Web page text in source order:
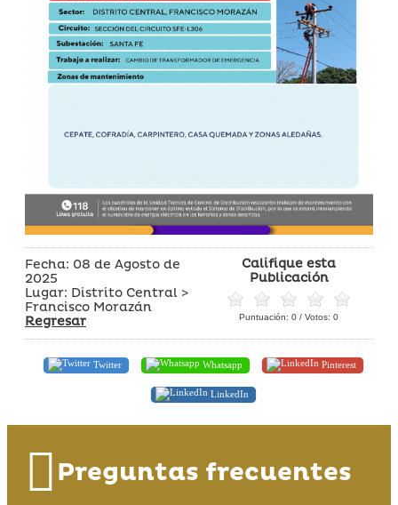
Fecha: 08 de Agosto de
2025
Lugar: Distrito Central >
Francisco Morazán
Regresar
Califique esta
Publicación
Puntuación: 0 / Votos: 0
Twitter Whatsapp Pinterest
LinkedIn
Preguntas frecuentes